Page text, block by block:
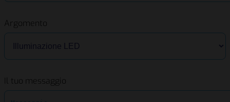
Argomento
Il tuo messaggio